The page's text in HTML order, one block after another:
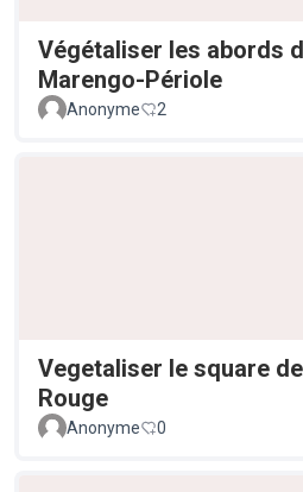
Végétaliser les abords
Marengo-Périole
Anonyme 2
Vegetaliser le square
Rouge
Anonyme 0